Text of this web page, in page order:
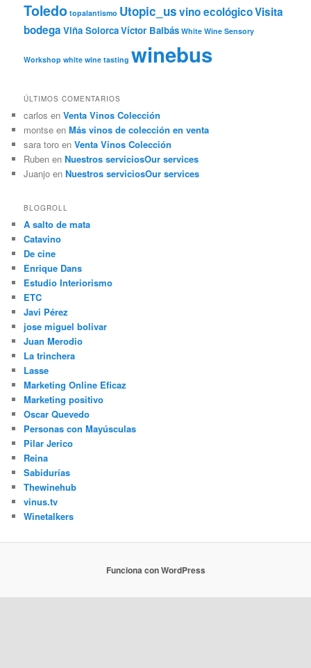
Toledo topalantismo Utopic_usvino ecológicoVisita
bodega Viña SolorcaVíctor Balbás White Wine Sensory
Workshop white wine tasting winebus
ÚLTIMOS COMENTARIOS
carlos enVenta Vinos Colección
montse enMás vinos de colección en venta
sara toro enVenta Vinos Colección
Ruben enNuestros serviciosOur services
Juanjo enNuestros serviciosOur services
BLOGROLL
A salto de mata
Catavino
De cine
Enrique Dans
Estudio Interiorismo
ETC
Javi Pérez
jose miguel bolivar
Juan Merodio
La trinchera
Lasse
Marketing Online Eficaz
Marketing positivo
Oscar Quevedo
Personas con Mayúsculas
Pilar Jerico
Reina
Sabidurías
Thewinehub
vinus.tv
Winetalkers
Funciona con WordPress